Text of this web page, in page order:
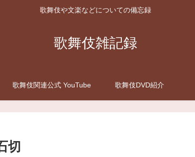
歌舞伎や文楽などについての備忘録
歌舞伎雑記録
歌舞伎関連公式 YouTube 歌舞伎DVD紹介
切